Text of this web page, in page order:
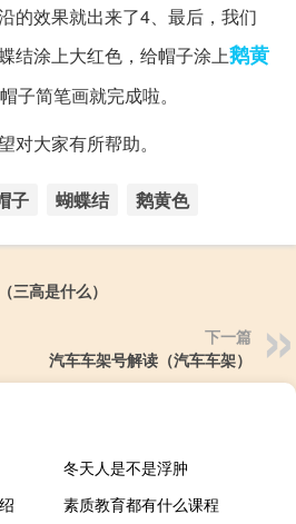
的效果就出来了4、最后，我们
结涂上大红色，给帽子涂上鹅黄
子简笔画就完成啦。
对大家有所帮助。
子 蝴蝶结 鹅黄色
三高是什么）
下一篇
汽车车架号解读（汽车车架）
冬天人是不是浮肿
素质教育都有什么课程